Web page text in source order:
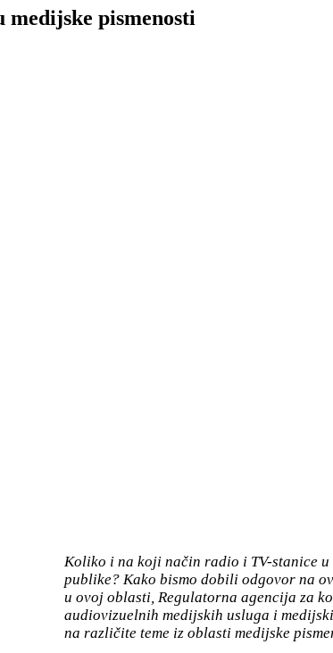
pismenosti
Koliko i na koji način radio i TV-stanice
publike? Kako bismo dobili odgovor na
u ovoj oblasti, Regulatorna agencija za
audiovizuelnih medijskih usluga i
na različite teme iz oblasti medijske